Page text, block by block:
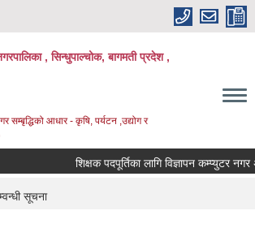
, सिन्धुपाल्चोक, बागमती प्रदेश ,
सम्बृद्धिको आधार - कृषि, पर्यटन ,उद्योग र
शिक्षक पदपूर्तिका लागि विज्ञापन कम्प्युटर नगर
सूचना